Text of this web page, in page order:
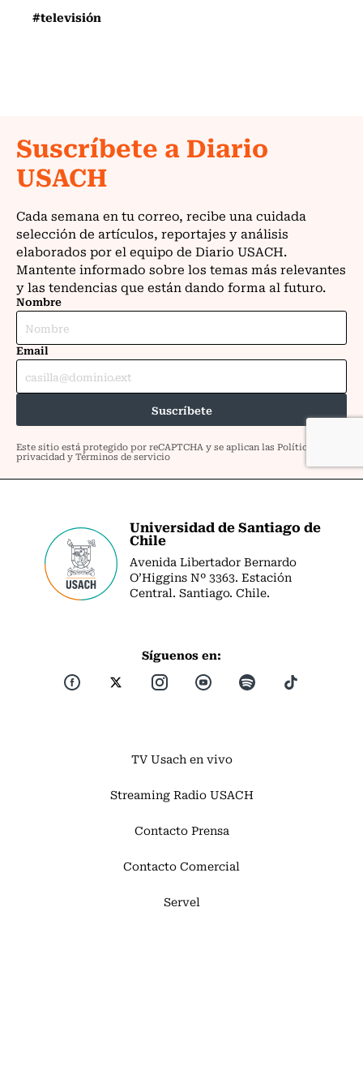
#televisión
Universidad de Santiago de
Chile
Avenida Libertador Bernardo
O’Higgins Nº 3363. Estación
Central. Santiago. Chile.
Síguenos en:
TV Usach en vivo
Streaming Radio USACH
Contacto Prensa
Contacto Comercial
Servel